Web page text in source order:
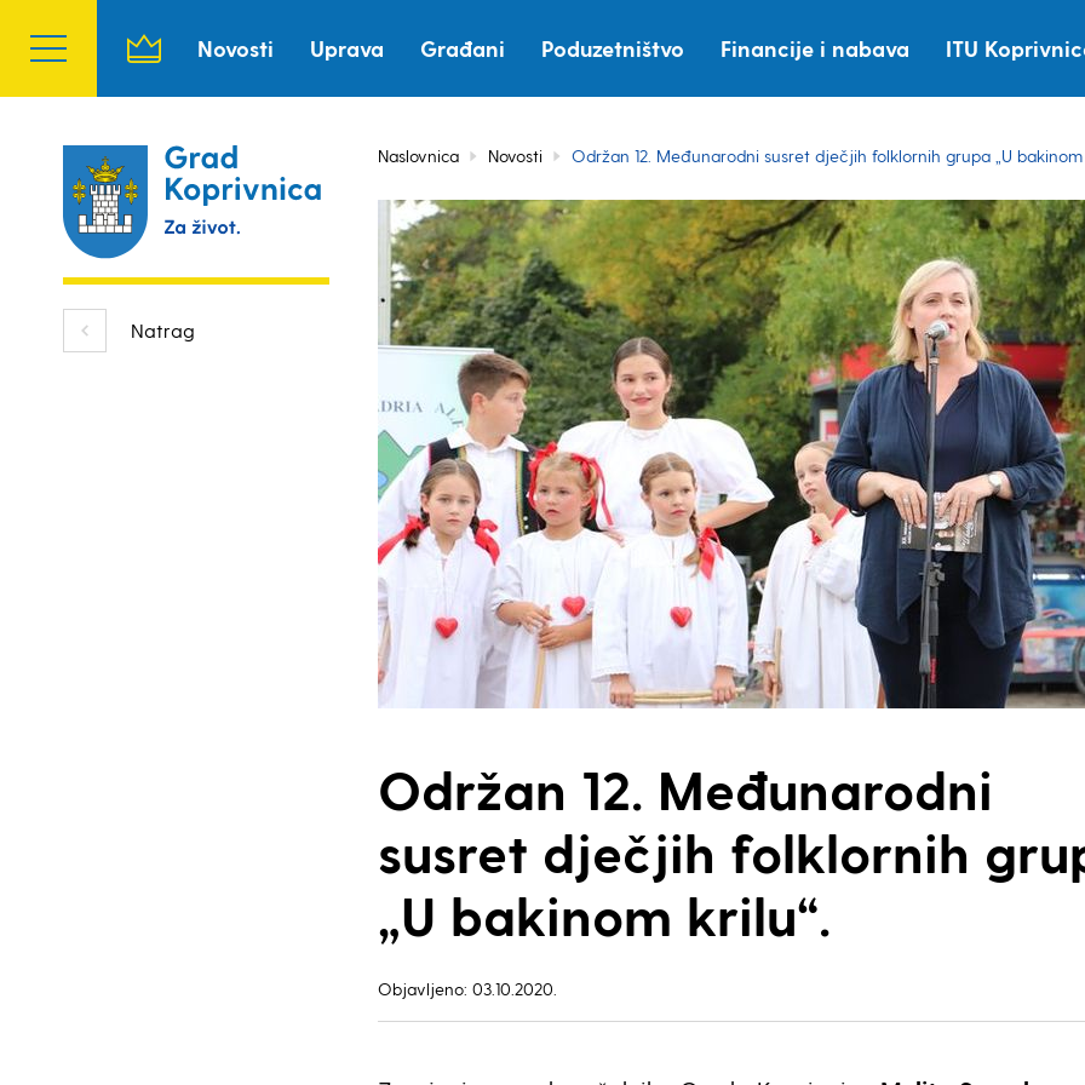
Novosti Uprava Građani Poduzetništvo Financije i nabava ITU
Natrag
Naslovnica Novosti Održan 12. Međunarodni susret dječjih folklornih grupa „U bakinom
Održan 12. Međunarodni
susret dječjih folklornih
„U bakinom krilu“.
Objavljeno: 03.10.2020.